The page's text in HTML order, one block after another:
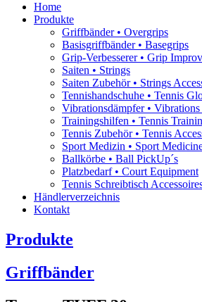
Home
Produkte
Griffbänder • Overgrips
Basisgriffbänder • Basegrips
Grip-Verbesserer • Grip
Saiten • Strings
Saiten Zubehör • Strings
Tennishandschuhe • Tennis
Vibrationsdämpfer •
Trainingshilfen • Tennis
Tennis Zubehör • Tennis
Sport Medizin • Sport
Ballkörbe • Ball PickUp´s
Platzbedarf • Court Equipment
Tennis Schreibtisch
Händlerverzeichnis
Kontakt
Produkte
Griffbänder